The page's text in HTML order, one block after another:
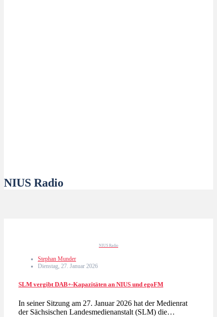
NIUS Radio
NIUS Radio
Stephan Munder
Dienstag, 27. Januar 2026
SLM vergibt DAB+-Kapazitäten an NIUS und egoFM
In seiner Sitzung am 27. Januar 2026 hat der Medienrat
der Sächsischen Landesmedienanstalt (SLM) die…